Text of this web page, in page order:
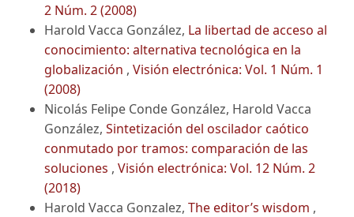
2 Núm. 2 (2008)
Harold Vacca González, La libertad de acceso al
conocimiento: alternativa tecnológica en la
globalización , Visión electrónica: Vol. 1 Núm. 1
(2008)
Nicolás Felipe Conde González, Harold Vacca
González, Sintetización del oscilador caótico
conmutado por tramos: comparación de las
soluciones , Visión electrónica: Vol. 12 Núm. 2
(2018)
Harold Vacca Gonzalez, The editor’s wisdom ,